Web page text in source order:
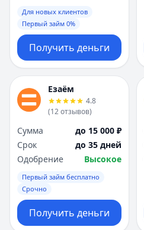
Для новых клиентов
Первый займ 0%
Получить деньги
Езаём
4.8
(12отзывов)
Сумма
до 15 000 ₽
Срок
до 35 дней
Одобрение
Высокое
Первый займ бесплатно
Срочно
Получить деньги